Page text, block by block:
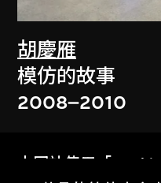
胡慶雁
模仿的故事
2008–2010
本网站使用「